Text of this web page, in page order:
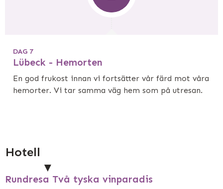
DAG 7
Lübeck - Hemorten
En god frukost innan vi fortsätter vår färd mot våra
hemorter. Vi tar samma väg hem som på utresan.
Hotell
Rundresa Två tyska vinparadis